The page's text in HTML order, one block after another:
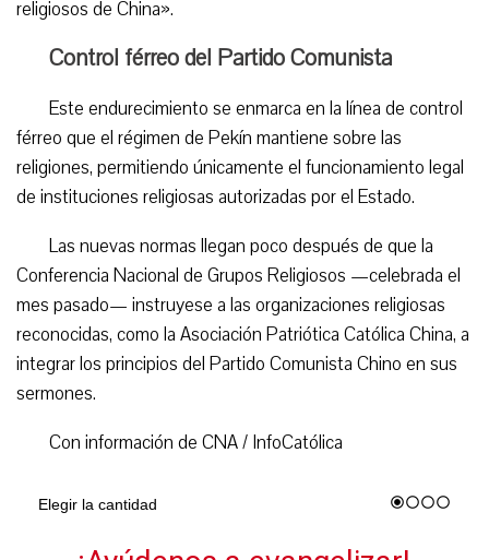
religiosos de China».
Control férreo del Partido Comunista
Este endurecimiento se enmarca en la línea de control
férreo que el régimen de Pekín mantiene sobre las
religiones, permitiendo únicamente el funcionamiento legal
de instituciones religiosas autorizadas por el Estado.
Las nuevas normas llegan poco después de que la
Conferencia Nacional de Grupos Religiosos —celebrada el
mes pasado— instruyese a las organizaciones religiosas
reconocidas, como la Asociación Patriótica Católica China, a
integrar los principios del Partido Comunista Chino en sus
sermones.
Con información de CNA / InfoCatólica